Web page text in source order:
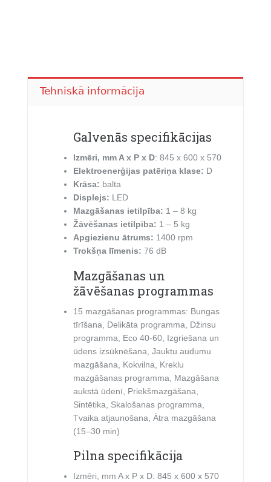
Tehniskā informācija
Galvenās specifikācijas
Izmēri, mm A x P x D: 845 x 600 x 570
Elektroenerģijas patēriņa klase: D
Krāsa: balta
Displejs: LED
Mazgāšanas ietilpība: 1 – 8 kg
Žāvēšanas ietilpība: 1 – 5 kg
Apgiezienu ātrums: 1400 rpm
Trokšņa līmenis:76 dB
Mazgāšanas un
žāvēšanas programmas
15 mazgāšanas programmas: Bungas
tīrīšana, Delikāta programma, Džinsu
programma, Eco 40-60, Izgriešana un
ūdens izsūknēšana, Jauktu audumu
mazgāšana, Kokvilna, Kreklu
mazgāšanas programma, Mazgāšana
aukstā ūdenī, Priekšmazgāšana,
Sintētika, Skalošanas programma,
Tvaika atjaunošana, Ātra mazgāšana
(15–30 min)
Pilna specifikācija
Izmēri, mm A x P x D: 845 x 600 x 570